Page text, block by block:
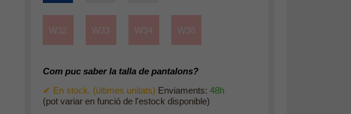
W32 W33 W34 W36
Com puc saber la talla de pantalons?
✔ En stock. (últimes unitats) Enviaments:48h
(pot variar en funció de l'estock disponible)